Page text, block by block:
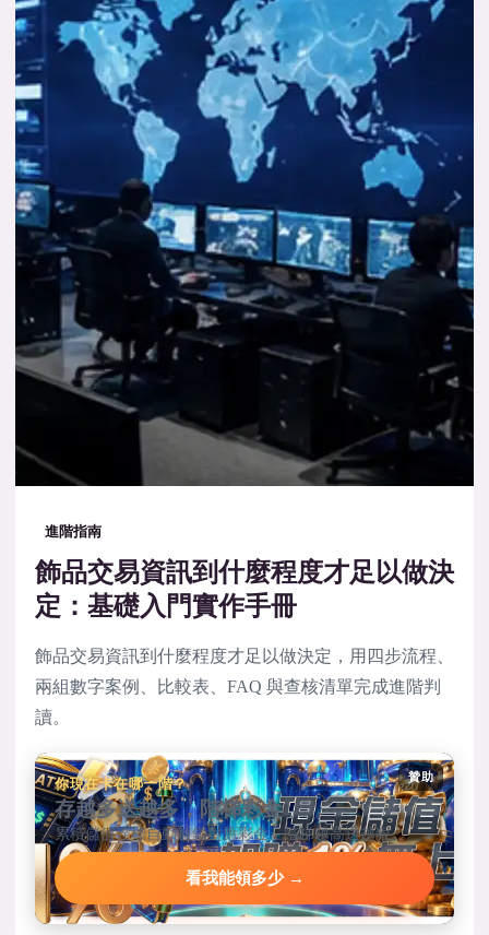
進階指南
飾品交易資訊到什麼程度才足以做決
定：基礎入門實作手冊
飾品交易資訊到什麼程度才足以做決定，用四步流程、
兩組數字案例、比較表、FAQ 與查核清單完成進階判
讀。
贊助
你現在卡在哪一階？
存越多送越多，階梯彩金
累積儲值達標自動解鎖對應彩金，階梯越高送越狠。
看我能領多少 →